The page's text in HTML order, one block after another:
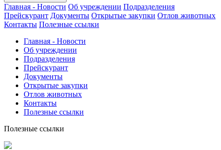
Главная - Новости Об учреждении Подразделения
Прейскурант Документы Открытые закупки Отлов животных
Контакты Полезные ссылки
Главная - Новости
Об учреждении
Подразделения
Прейскурант
Документы
Открытые закупки
Отлов животных
Контакты
Полезные ссылки
Полезные ссылки